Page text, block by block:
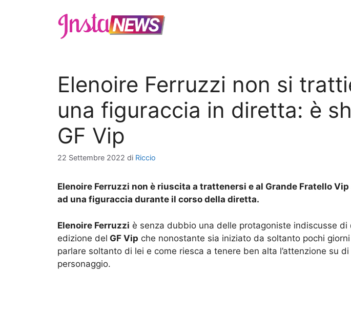
Elenoire Ferruzzi non si
una figuraccia in diretta: è
GF Vip
22 Settembre 2022 di Riccio
Elenoire Ferruzzi non è riuscita a trattenersi e al Grande Fratello
ad una figuraccia durante il corso della diretta.
Elenoire Ferruzzi è senza dubbio una delle protagoniste indiscusse di
edizione del GF Vip che nonostante sia iniziato da soltanto pochi
parlare soltanto di lei e come riesca a tenere ben alta l’attenzione su
personaggio.